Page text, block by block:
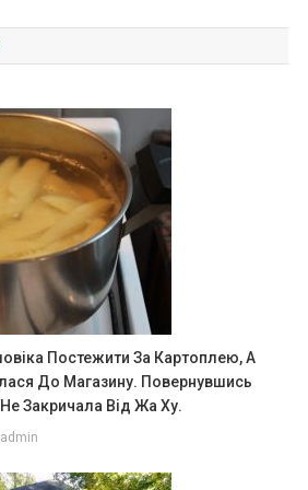
Постежити За Картоплею, А
До Магазину. Повернувшись
Закричала Від Жа Ху.
admin